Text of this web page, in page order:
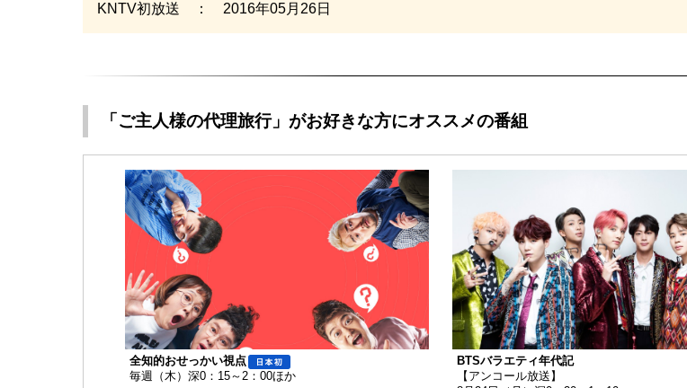
KNTV初放送 ： 2016年05月26日
「ご主人様の代理旅行」がお好きな方にオススメの番組
全知的おせっかい視点
毎週（木）深0：15～2：00ほか
BTSバラエティ年代記
【アンコール放送】